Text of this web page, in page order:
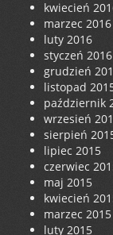
kwiecień
marzec 2016
luty 2016
styczeń 2016
grudzień
listopad
październik
wrzesień
sierpień
lipiec 2015
czerwiec
maj 2015
kwiecień
marzec 2015
luty 2015